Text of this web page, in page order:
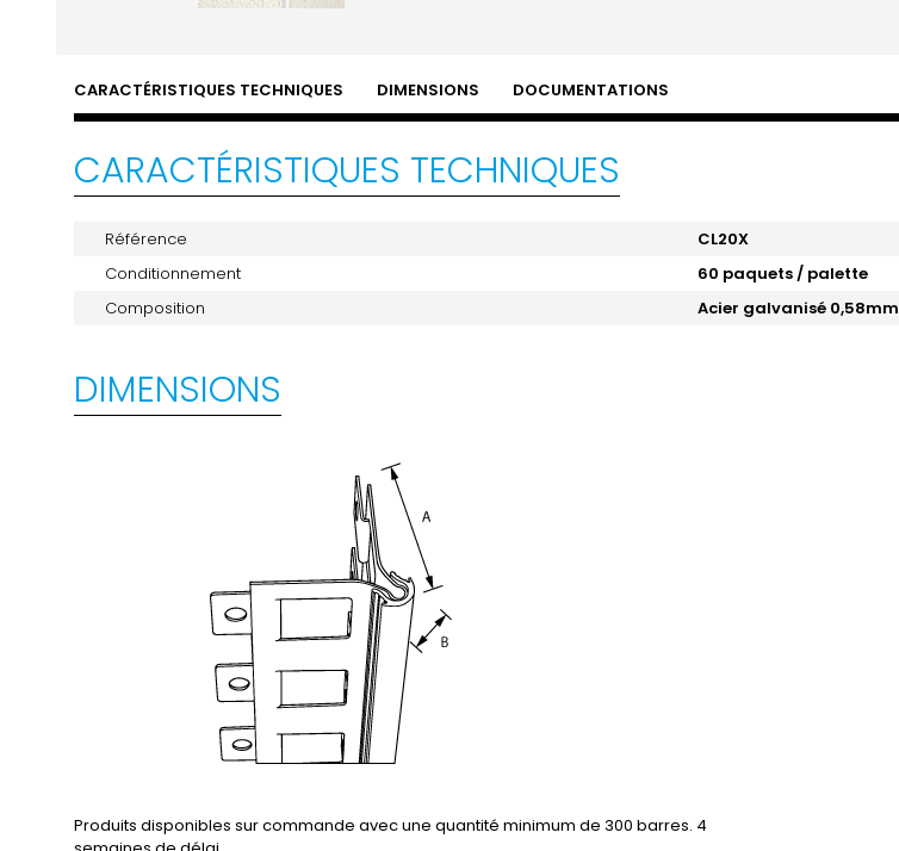
CARACTÉRISTIQUES TECHNIQUES DIMENSIONS DOCUMENTATIONS
CARACTÉRISTIQUES TECHNIQUES
Référence
CL20X
Conditionnement
60 paquets / palette
Composition
Acier galvanisé 0,58mm
DIMENSIONS
Produits disponibles sur commande avec une quantité minimum de 300 barres. 4